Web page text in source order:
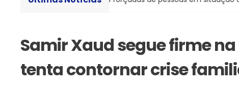
Samir Xaud segue firme
tenta contornar crise